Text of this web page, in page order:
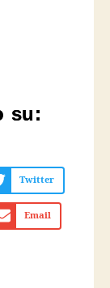
su:
Twitter
Email